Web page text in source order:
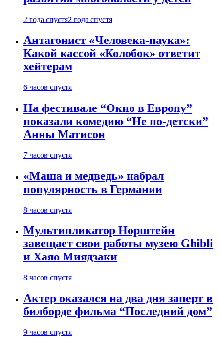
2 года спустя2 года спустя
Антагонист «Человека-паука»:
Какой кассой «Колобок» ответит
хейтерам
6 часов спустя
На фестивале “Окно в Европу”
показали комедию “Не по-детски”
Анны Матисон
7 часов спустя
«Маша и медведь» набрал
популярность в Германии
8 часов спустя
Мультипликатор Норштейн
завещает свои работы музею Ghibli
и Хаяо Миядзаки
8 часов спустя
Актер оказался на два дня заперт в
билборде фильма “Последний дом”
9 часов спустя